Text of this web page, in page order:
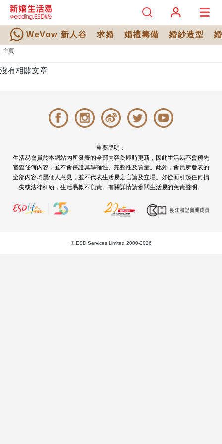
WeVow 新人谷 求婚 婚禮籌備 婚紗造型
主頁
沒有相關文章
重要聲明：
生活易會員於本網站內所發表的全部內容為即時更新，因此生活易不會預先
審查任何內容，並不會保證其準確性、完整性及質量。此外，會員所發表的
全部內容均屬個人意見，並不代表生活易之言論及立場。如從而引起任何損
失或法律糾紛，生活易概不負責。有關詳情請參閱生活易的免責聲明 。
© ESD Services Limited 2000-2026